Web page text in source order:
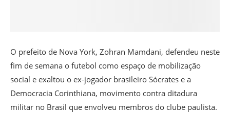
O prefeito de Nova York, Zohran Mamdani, defendeu neste
fim de semana o futebol como espaço de mobilização
social e exaltou o ex-jogador brasileiro Sócrates e a
Democracia Corinthiana, movimento contra ditadura
militar no Brasil que envolveu membros do clube paulista.